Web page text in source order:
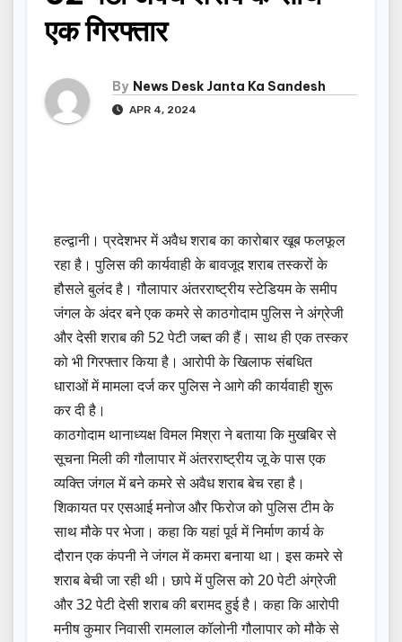
एक गिरफ्तार
By News Desk Janta Ka Sandesh
APR 4, 2024
हल्द्वानी। प्रदेशभर में अवैध शराब का कारोबार खूब फलफूल
रहा है। पुलिस की कार्यवाही के बावजूद शराब तस्करों के
हौसले बुलंद है। गौलापार अंतरराष्ट्रीय स्टेडियम के समीप
जंगल के अंदर बने एक कमरे से काठगोदाम पुलिस ने अंग्रेजी
और देसी शराब की 52 पेटी जब्त की हैं। साथ ही एक तस्कर
को भी गिरफ्तार किया है। आरोपी के खिलाफ संबधित
धाराओं में मामला दर्ज कर पुलिस ने आगे की कार्यवाही शुरू
कर दी है।
काठगोदाम थानाध्यक्ष विमल मिश्रा ने बताया कि मुखबिर से
सूचना मिली की गौलापार में अंतरराष्ट्रीय जू के पास एक
व्यक्ति जंगल में बने कमरे से अवैध शराब बेच रहा है।
शिकायत पर एसआई मनोज और फिरोज को पुलिस टीम के
साथ मौके पर भेजा। कहा कि यहां पूर्व में निर्माण कार्य के
दौरान एक कंपनी ने जंगल में कमरा बनाया था। इस कमरे से
शराब बेची जा रही थी। छापे में पुलिस को 20 पेटी अंग्रेजी
और 32 पेटी देसी शराब की बरामद हुई है। कहा कि आरोपी
मनीष कुमार निवासी रामलाल कॉलोनी गौलापार को मौके से